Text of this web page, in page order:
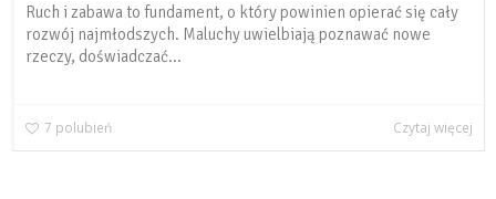
Ruch i zabawa to fundament, o który powinien opierać się cały
rozwój najmłodszych. Maluchy uwielbiają poznawać nowe
rzeczy, doświadczać...
7 polubień Czytaj więcej